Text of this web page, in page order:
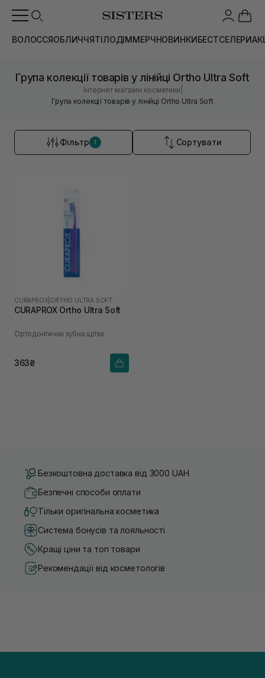
ВОЛОССЯОБЛИЧЧЯТІЛОДІММЕРЧНОВИНКИБЕСТСЕЛЕРИ
Група колекції товарів у лінійці Ortho Ultra Soft
Інтернет магазин косметики
Група колекції товарів у лінійці Ortho Ultra Soft
Фільтр 1 Сортувати
CURAPROX ORTHO ULTRA SOFT
CURAPROX Ortho Ultra Soft
Ортодонтична зубна щітка
363₴
Безкоштовна доставка від 3000 UAH
Безпечні способи оплати
Тільки оригінальна косметика
Система бонусів та лояльності
Кращі ціни та топ товари
Рекомендації від косметологів